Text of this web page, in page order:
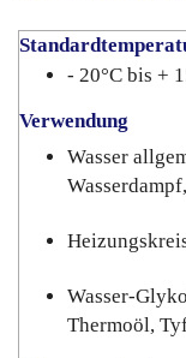
- 20°C bis +
Verwendung
Wasser
Wasser-
Thermoöl,